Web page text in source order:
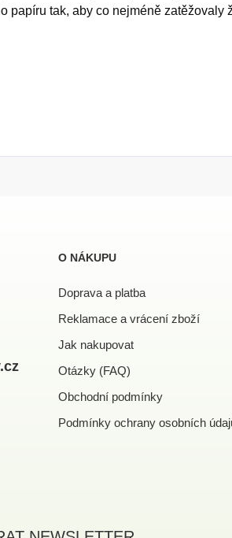
papíru tak, aby co nejméně zatěžovaly
O NÁKUPU
Doprava a platba
Reklamace a vrácení zboží
Jak nakupovat
Otázky (FAQ)
Obchodní podmínky
Podmínky ochrany osobních